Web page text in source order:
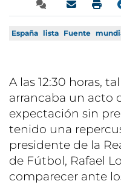
España lista Fuente
A las 12:30 horas,
arrancaba un acto
expectación sin
tenido una
presidente de la
de Fútbol, Rafael
comparecer ante